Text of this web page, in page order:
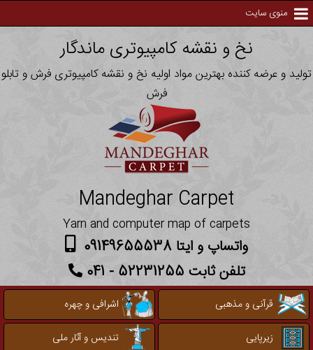
منوی سایت
نخ و نقشه کامپیوتری ماندگار
تولید و عرضه کننده بهترین مواد اولیه نخ و نقشه کامپیوتری فرش و تابلو
فرش
Mandeghar Carpet
Yarn and computer map of carpets
واتساپ و ایتا 09149655538
تلفن ثابت 52231255 - 041
قرآنی و مذهبی
اشرافی و چهره
زیرپایی
تندیس و آثار ملی